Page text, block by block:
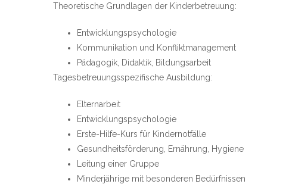
Theoretische Grundlagen der Kinderbetreuung:
Entwicklungspsychologie
Kommunikation und Konfliktmanagement
Pädagogik, Didaktik, Bildungsarbeit
Tagesbetreuungsspezifische Ausbildung:
Elternarbeit
Entwicklungspsychologie
Erste-Hilfe-Kurs für Kindernotfälle
Gesundheitsförderung, Ernährung, Hygiene
Leitung einer Gruppe
Minderjährige mit besonderen Bedürfnissen